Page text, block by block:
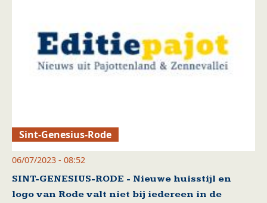
Sint-Genesius-Rode
06/07/2023 - 08:52
SINT-GENESIUS-RODE - Nieuwe huisstijl en
logo van Rode valt niet bij iedereen in de